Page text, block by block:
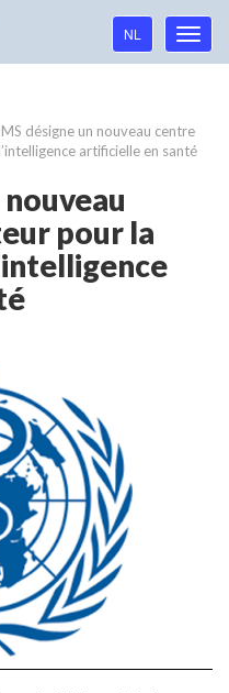
Language
navigation
NL
désigne un nouveau centre
artificielle en santé
nouveau
pour la